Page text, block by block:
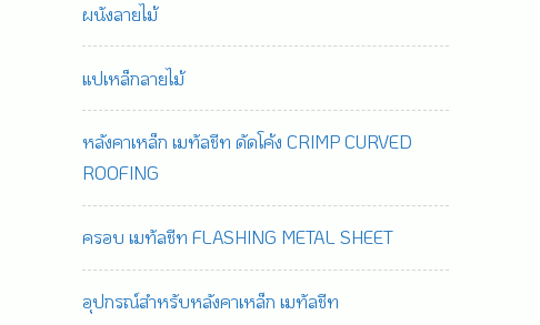
ผนังลายไม้
แปเหล็กลายไม้
หลังคาเหล็ก เมทัลชีท ดัดโค้ง CRIMP CURVED
ROOFING
ครอบ เมทัลชีท FLASHING METAL SHEET
อุปกรณ์สำหรับหลังคาเหล็ก เมทัลชีท